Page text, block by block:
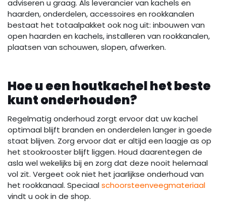
adviseren u graag. Als leverancier van kachels en
haarden, onderdelen, accessoires en rookkanalen
bestaat het totaalpakket ook nog uit: inbouwen van
open haarden en kachels, installeren van rookkanalen,
plaatsen van schouwen, slopen, afwerken.
Hoe u een houtkachel het beste
kunt onderhouden?
Regelmatig onderhoud zorgt ervoor dat uw kachel
optimaal blijft branden en onderdelen langer in goede
staat blijven. Zorg ervoor dat er altijd een laagje as op
het stookrooster blijft liggen. Houd daarentegen de
asla wel wekelijks bij en zorg dat deze nooit helemaal
vol zit. Vergeet ook niet het jaarlijkse onderhoud van
het rookkanaal. Speciaalschoorsteenveegmateriaal
vindt u ook in de shop.